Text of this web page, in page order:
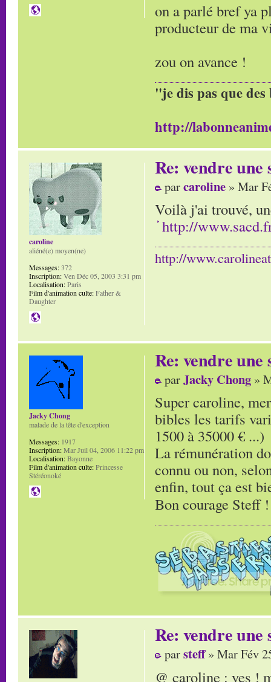
on a parlé bref ya
producteur de ma
zou on avance !
"je dis pas que
http://
Re: vendre une
parcaroline » Mar
Voilà j'ai trouvé,
http://
http://
caroline
aliéné(e) moyen(ne)
Messages:372
Inscription:Ven Déc 05, 2003 3:31 pm
Localisation:Paris
Film d'animation culte:Father &
Daughter
Re: vendre une
parJacky Chong »
Super caroline,
bibles les tarifs
1500 à 35000 € ...)
La rémunération
connu ou non,
enfin, tout ça est
Bon courage Steff
Jacky Chong
malade de la tête d'exception
Messages: 1917
Inscription:Mar Juil 04, 2006 11:22 pm
Localisation:Bayonne
Film d'animation culte:Princesse
Stéréonoké
Re: vendre une
parsteff» Mar Fév
@ caroline : yes !